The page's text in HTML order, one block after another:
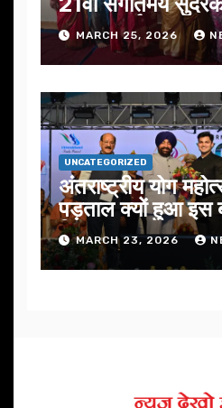
सफलतापूर्वक संपन्न
MARCH 25, 2026
UNCATEGORIZED
अंतराष्ट्रीय योग
पड़ताल क्यों हुआ इस
निखार
MARCH 23, 2026